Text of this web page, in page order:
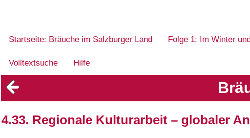
Startseite: Bräuche im Salzburger Land Folge 1: Im Winter
Volltextsuche Hilfe
4.33. Regionale Kulturarbeit – globaler